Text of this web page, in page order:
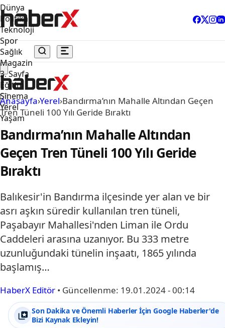
Dünya
Politika
Teknoloji
Spor
Sağlık
Magazin
3. Sayfa
Eğitim
Sinema
Yerel
Yaşam
Anasayfa›Yerel›Bandırma’nın Mahalle Altından Geçen
Tren Tüneli 100 Yılı Geride Bıraktı
Bandırma’nın Mahalle Altından
Geçen Tren Tüneli 100 Yılı Geride
Bıraktı
Balıkesir'in Bandırma ilçesinde yer alan ve bir
asrı aşkın süredir kullanılan tren tüneli,
Paşabayır Mahallesi'nden Liman ile Ordu
Caddeleri arasına uzanıyor. Bu 333 metre
uzunluğundaki tünelin inşaatı, 1865 yılında
başlamış…
HaberX Editör • Güncellenme: 19.01.2024 - 00:14
Son Dakika ve Önemli Haberler İçin Google Haberler'de
Bizi Kaynak Ekleyin!